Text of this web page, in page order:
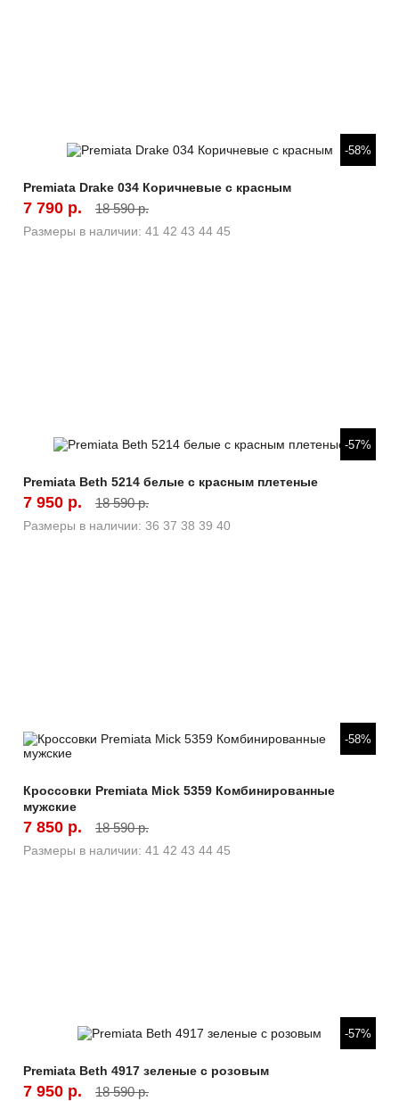
Быстрый просмотр -58%
Premiata Drake 034 Коричневые с красным
7 790 р. 18 590 р.
Размеры в наличии: 41 42 43 44 45
Быстрый просмотр -57%
Premiata Beth 5214 белые с красным плетеные
7 950 р. 18 590 р.
Размеры в наличии: 36 37 38 39 40
Быстрый просмотр -58%
Кроссовки Premiata Mick 5359 Комбинированные
мужские
7 850 р. 18 590 р.
Размеры в наличии: 41 42 43 44 45
Быстрый просмотр -57%
Premiata Beth 4917 зеленые с розовым
7 950 р. 18 590 р.